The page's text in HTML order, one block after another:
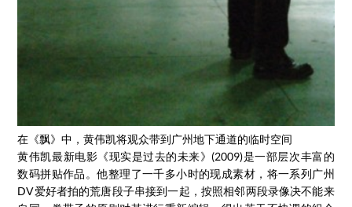
在《飘》中，黄伟凯将观众带到广州地下通道的临时空间
黄伟凯最新电影《现实是过去的未来》(2009)是一部层次丰富的
数码拼贴作品。他整理了一千多小时的现成素材，将一系列广州
DV爱好者拍的荒唐段子串接到一起，按照相邻两段录像决不能来